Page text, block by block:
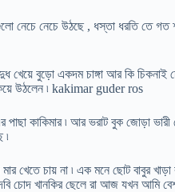
গুলো নেচে নেচে উঠছে , ধস্তা ধরতি তে
খেয়ে বুড়ো একদম চাঙ্গা আর কি চিকনাই
উঠলেন ৷ kakimar guder ros
পাছা কাকিমার ৷ আর ভরাট বুক জোড়া
৷
মার খেতে চায় না ৷ এক মনে ছোট বাবুর
চোদ খানকির ছেলে রা আজ যখন আমি